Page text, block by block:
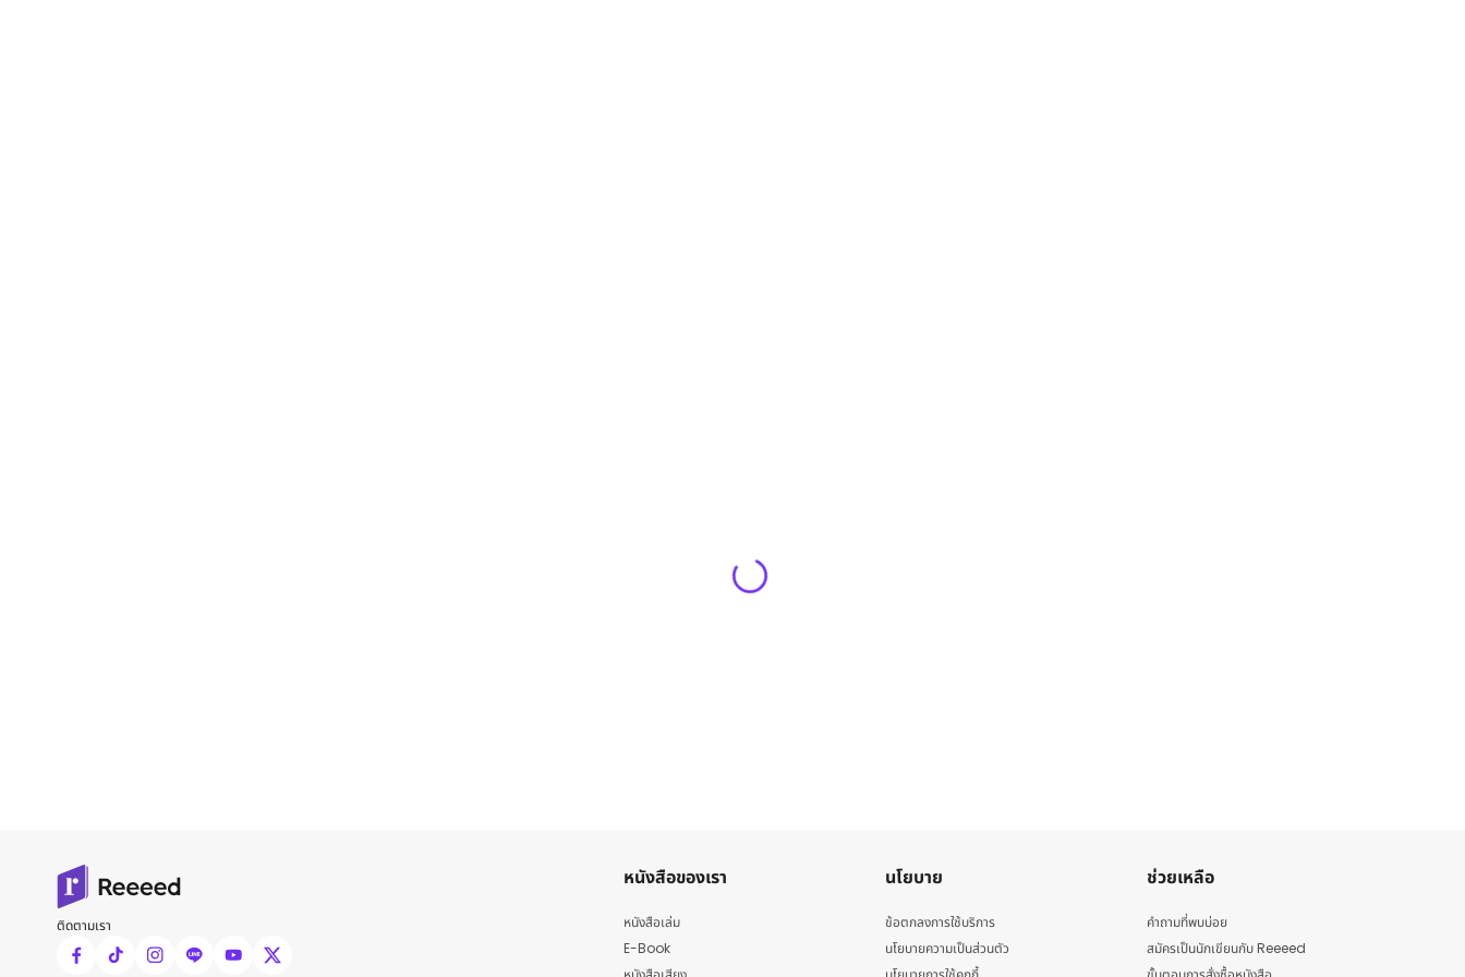
ติดตามเรา
หนังสือของเรา
หนังสือเล่ม
E-Book
นโยบาย
ข้อตกลงการใช้บริการ
นโยบายความเป็นส่วนตัว
ช่วยเหลือ
คำถามที่พบบ่อย
สมัครเป็นนักเขียนกับ Reeeed